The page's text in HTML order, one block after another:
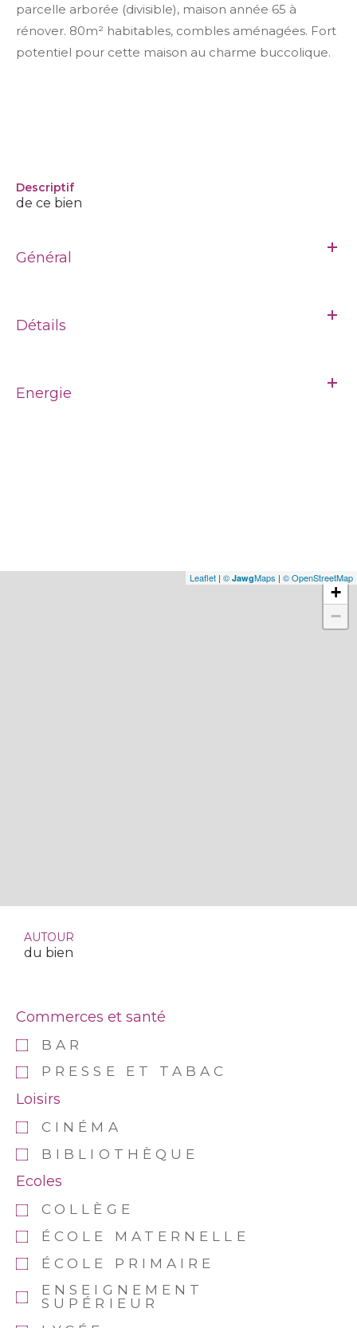
parcelle arborée (divisible), maison année 65 à
rénover. 80m² habitables, combles aménagées. Fort
potentiel pour cette maison au charme buccolique.
descriptif
de ce bien
Général
Détails
Energie
+
−
Leaflet | © JawgMaps | © OpenStreetMap
AUTOUR
du bien
Commerces et santé
BAR
PRESSE ET TABAC
Loisirs
CINÉMA
BIBLIOTHÈQUE
Ecoles
COLLÈGE
ÉCOLE MATERNELLE
ÉCOLE PRIMAIRE
ENSEIGNEMENT
SUPÉRIEUR